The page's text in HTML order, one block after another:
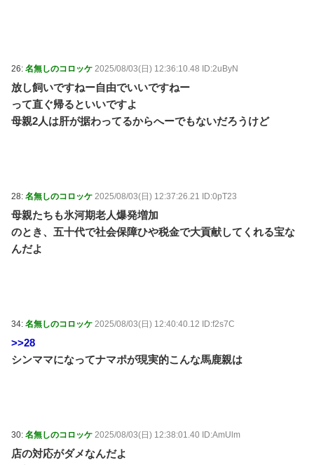
26: 名無しのコロッケ 2025/08/03(日) 12:36:10.48 ID:2uByN
放し飼いですねー自由でいいですねー
って直ぐ帰るといいですよ
母親2人は肝が据わってるからへーでもないだろうけど
28: 名無しのコロッケ 2025/08/03(日) 12:37:26.21 ID:0pT23
母親たちも氷河期老人爆発増加
のとき、五十代で社会保障ひや税金で大貢献してくれる宝な
んだよ
34: 名無しのコロッケ 2025/08/03(日) 12:40:40.12 ID:f2s7C
>>28
シンママになってナマポが現実的こんな馬鹿親は
30: 名無しのコロッケ 2025/08/03(日) 12:38:01.40 ID:AmUlm
店の対応がダメなんだよ